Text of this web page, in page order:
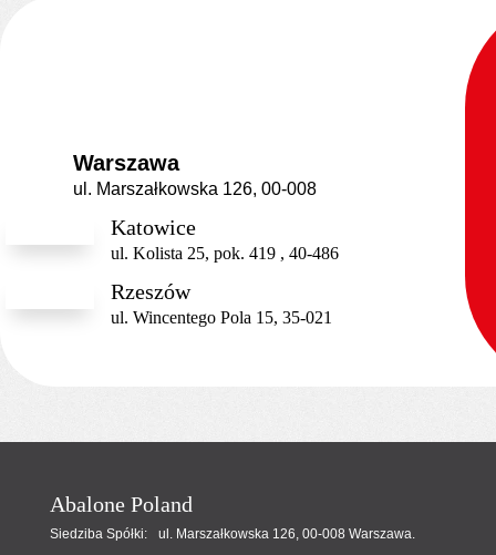
Warszawa
ul. Marszałkowska 126, 00-008
Katowice
ul. Kolista 25, pok. 419 , 40-486
Rzeszów
ul. Wincentego Pola 15, 35-021
Abalone Poland
Siedziba Spółki: ul. Marszałkowska 126, 00-008 Warszawa.